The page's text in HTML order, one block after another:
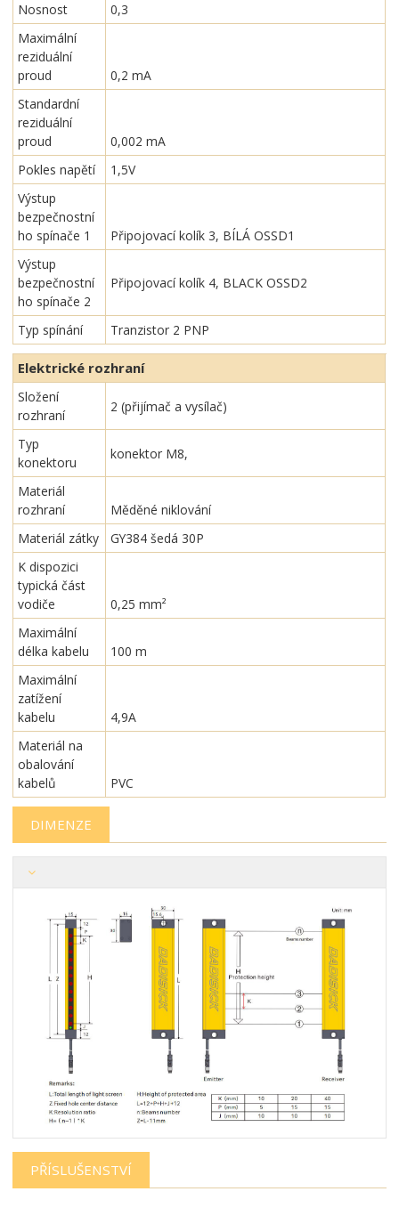
Nosnost
0,3
Maximální
reziduální
proud
0,2 mA
Standardní
reziduální
proud
0,002 mA
Pokles napětí
1,5V
Výstup
bezpečnostní
ho spínače 1
Připojovací kolík 3, BÍLÁ OSSD1
Výstup
bezpečnostní
ho spínače 2
Připojovací kolík 4, BLACK OSSD2
Typ spínání Tranzistor 2 PNP
Elektrické rozhraní
Složení
rozhraní
2 (přijímač a vysílač)
Typ
konektoru
konektor M8,
Materiál
rozhraní
Měděné niklování
Materiál zátky
GY384 šedá 30P
K dispozici
typická část
vodiče
0,25 mm²
Maximální
délka kabelu
100 m
Maximální
zatížení
kabelu
4,9A
Materiál na
obalování
kabelů
PVC
DIMENZE
PŘÍSLUŠENSTVÍ